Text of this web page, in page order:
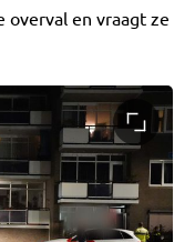
overval en vraagt ze